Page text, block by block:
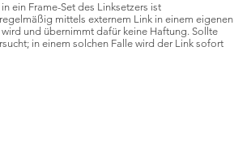
ein Frame-Set des Linksetzers ist
mittels externem Link in einem eigenen
und übernimmt dafür keine Haftung. Sollte
in einem solchen Falle wird der Link sofort